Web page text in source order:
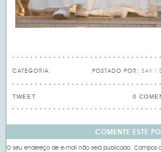
CATEGORIA: POSTADO POR: SAY I
0
TWEET
COMENTE ESTE
O seu endereço de e-mail não será publicado. Campos